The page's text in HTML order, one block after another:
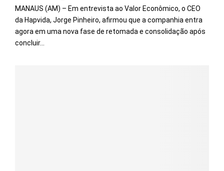
MANAUS (AM) – Em entrevista ao Valor Econômico, o CEO
da Hapvida, Jorge Pinheiro, afirmou que a companhia entra
agora em uma nova fase de retomada e consolidação após
concluir...